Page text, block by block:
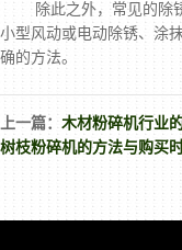
除此之外，常见的除锈
小型风动或电动除锈、涂
确的方法。
上一篇： 木材粉碎机行业
树枝粉碎机的方法与购买